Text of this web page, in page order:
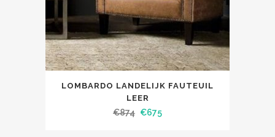
LOMBARDO LANDELIJK FAUTEUIL
LEER
€874 €675